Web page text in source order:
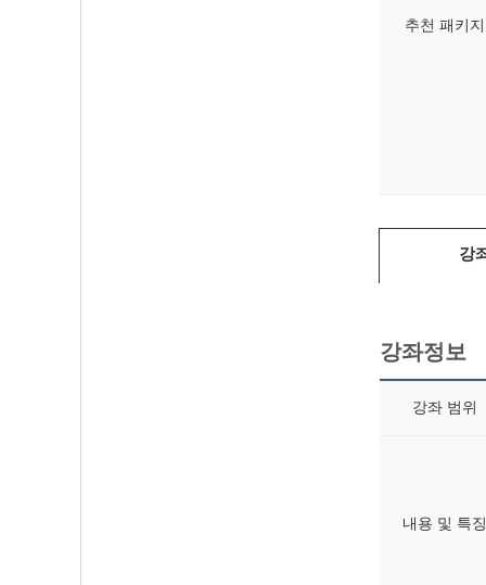
추천 패키지
강
강좌정보
강좌 범위
내용 및 특징